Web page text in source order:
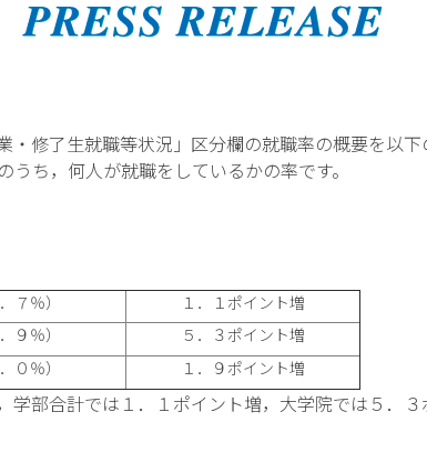
修了生就職等状況」区分欄の就職率の概要を以下
ち，何人が就職をしているかの率です。
７％）
１．１ポイント増
９％）
５．３ポイント増
０％） １．９ポイント増
学部合計では１．１ポイント増，大学院では５．